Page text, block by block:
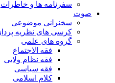
سفرنامه ها و خاطرات
صوت
سخنرانی موضوعی
کرسی های نظریه
گروه های علمی
فقه الاجتماع
فقه نظام ولایی
فقه سیاسی
کلام اسلامی